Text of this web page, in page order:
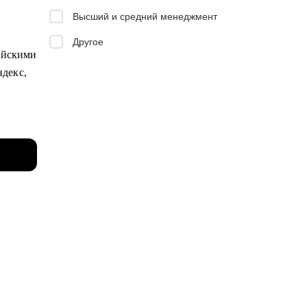
—
Высший и средний менеджмент
Другое